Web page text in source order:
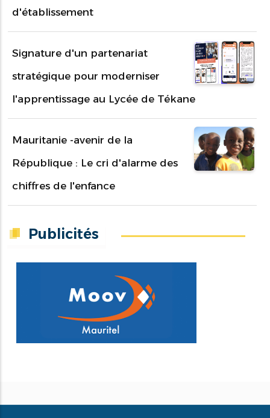
d'établissement
Signature d'un partenariat
stratégique pour moderniser
l'apprentissage au Lycée de Tékane
Mauritanie -avenir de la
République : Le cri d'alarme des
chiffres de l'enfance
Publicités